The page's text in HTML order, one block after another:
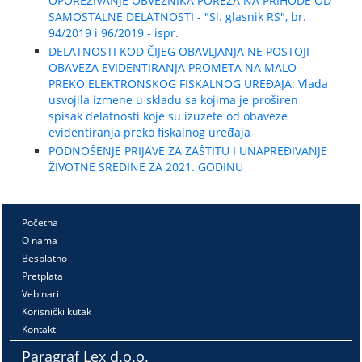
SAMOSTALNE DELATNOSTI - "Sl. glasnik RS", br.
94/2019 i 96/2019 - ispr.
DELATNOSTI KOD ČIJEG OBAVLJANJA NE POSTOJI
OBAVEZA EVIDENTIRANJA PROMETA NA MALO
PREKO ELEKTRONSKOG FISKALNOG UREĐAJA: Vlada
usvojila izmene u skladu sa kojima je proširen
spisak delatnosti koje su izuzete od obaveze
evidentiranja preko fiskalnog uređaja
PODNOŠENJE PRIJAVE ZA ZAŠTITU I UNAPREĐIVANJE
ŽIVOTNE SREDINE ZA 2021. GODINU
Početna
O nama
Besplatno
Pretplata
Vebinari
Korisnički kutak
Kontakt
Paragraf Lex d.o.o.